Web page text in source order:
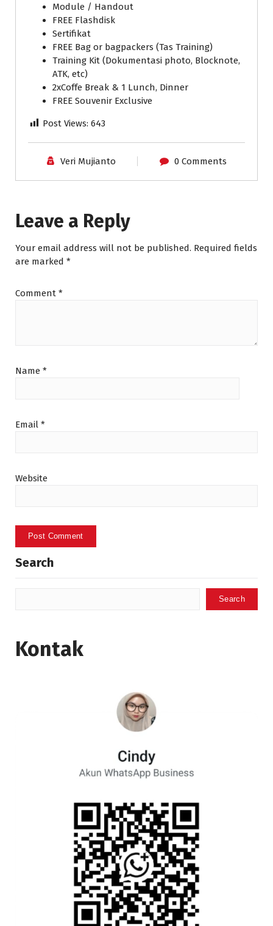
Module / Handout
FREE Flashdisk
Sertifikat
FREE Bag or bagpackers (Tas Training)
Training Kit (Dokumentasi photo, Blocknote,
ATK, etc)
2xCoffe Break & 1 Lunch, Dinner
FREE Souvenir Exclusive
Post Views: 643
Veri Mujianto 0 Comments
Leave a Reply
Your email address will not be published. Required fields
are marked *
Comment *
Name *
Email *
Website
Search
Search
Kontak